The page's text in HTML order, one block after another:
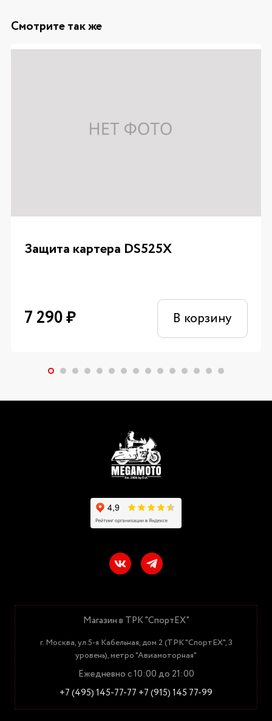
Смотрите так же
Защита картера DS525X
7 290₽ В корзину
Магазин в ТРК "СпортЕХ"
г. Москва, ул.5-я Кабельная, дом 2 (ТРК "СпортЕХ", 3
уровень), метро "Авиамоторная"
Ежедневно с 10:00 до 21:00
+7 (495) 145-77-77 +7 (915) 145 77-99